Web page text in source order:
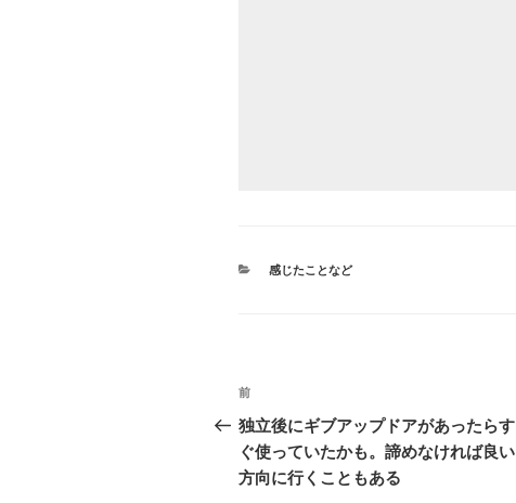
カ
感じたことなど
投
稿
ナ
前
の
投
稿
前
独立後にギブアップドアがあったらす
ぐ使っていたかも。諦めなければ良い
方向に行くこともある